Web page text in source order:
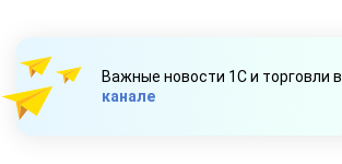
Важные новости 1С и торговли в
канале